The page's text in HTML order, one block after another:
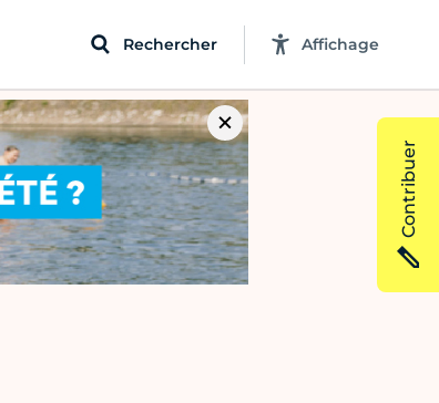
Rechercher Affichage
Contribuer